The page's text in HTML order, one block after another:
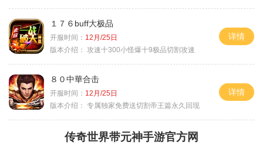
１７６buff大极品
开服时间： 12月/25日
版本介绍： 攻速十300小怪爆十9极品切割攻速
详情
８０中華合击
开服时间： 12月/25日
版本介绍： 专属独家免费送切割帝王篇永久回现
详情
传奇世界带元神手游官方网